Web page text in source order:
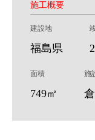
施工概要
建設地
福島県
面積
749㎡
施